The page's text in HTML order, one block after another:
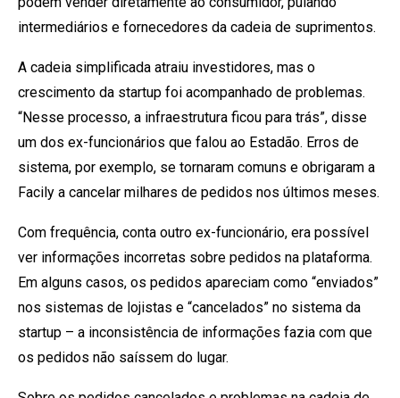
intermediários e fornecedores da cadeia de suprimentos.
A cadeia simplificada atraiu investidores, mas o
crescimento da startup foi acompanhado de problemas.
“Nesse processo, a infraestrutura ficou para trás”, disse
um dos ex-funcionários que falou ao Estadão. Erros de
sistema, por exemplo, se tornaram comuns e obrigaram a
Facily a cancelar milhares de pedidos nos últimos meses.
Com frequência, conta outro ex-funcionário, era possível
ver informações incorretas sobre pedidos na plataforma.
Em alguns casos, os pedidos apareciam como “enviados”
nos sistemas de lojistas e “cancelados” no sistema da
startup – a inconsistência de informações fazia com que
os pedidos não saíssem do lugar.